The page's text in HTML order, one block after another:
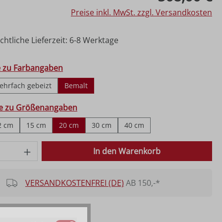
Preise inkl. MwSt. zzgl. Versandkosten
Lieferzeit: 6-8 Werktage
zu Farbangaben
gebeizt Bemalt
zu Größenangaben
cm 15 cm 20 cm 30 cm 40 cm
Anzahl: Gib den gewünschten Wert
In den Warenkorb
VERSANDKOSTENFREI (DE) AB 150,-*